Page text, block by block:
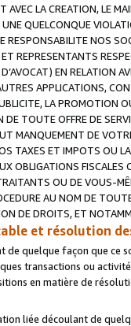
AVEC LA CREATION, LE
UNE QUELCONQUE
RESPONSABILITE NOS
REPRESENTANTS
EN RELATION
APPLICATIONS,
LA PROMOTION
TOUTE OFFRE DE
MANQUEMENT DE
TAXES ET IMPOTS OU
OBLIGATIONS FISCALES
OU DE VOUS-
AU NOM DE
DE DROITS, ET
et résolution
de quelque façon que ce
transactions ou
en matière de
liée découlant de